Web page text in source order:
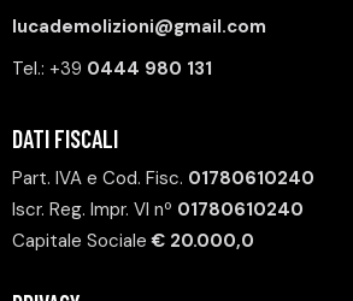
lucademolizioni@gmail.com
Tel.: +39 0444 980 131
DATI FISCALI
Part. IVA e Cod. Fisc. 01780610240
Iscr. Reg. Impr. VI nº 01780610240
Capitale Sociale € 20.000,0